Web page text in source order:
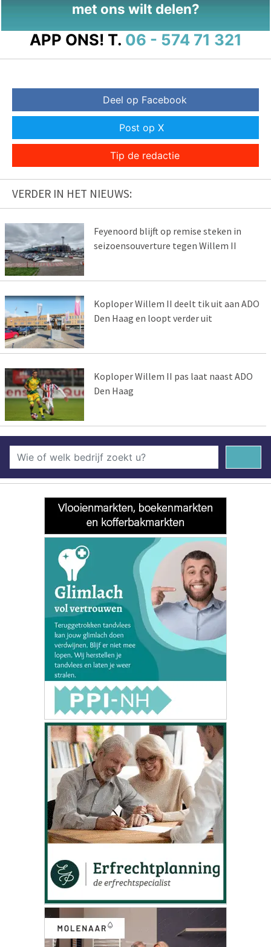
met ons wilt delen?
APP ONS! T. 06 - 574 71 321
Deel op Facebook
Post op X
Tip de redactie
VERDER IN HET NIEUWS:
Feyenoord blijft op remise steken in
seizoensouverture tegen Willem II
Koploper Willem II deelt tik uit aan ADO
Den Haag en loopt verder uit
Koploper Willem II pas laat naast ADO
Den Haag